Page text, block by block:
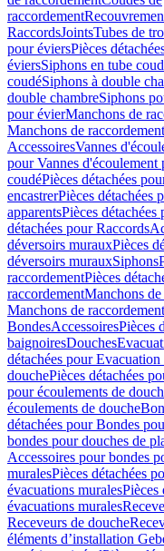
raccordement
RaccordsJointsTubes de
pour éviersPièces
éviersSiphons en tube
coudéSiphons à double
double chambreSiphons
pour évierManchons de
Manchons de raccordement
AccessoiresVannes
pour Vannes d'écoulement
coudéPièces détachées
encastrerPièces détachées
apparentsPièces
détachées pour Raccords
déversoirs murauxPièces
déversoirs murauxSiphons
raccordementPièces
raccordementManchons
Manchons de raccordement
BondesAccessoiresPièces
baignoiresDouches
détachées pour
douchePièces détachées
pour écoulements de
écoulements de douche
détachées pour Bondes
bondes pour douches de
Accessoires pour bondes
muralesPièces détachées
évacuations muralesPièces
évacuations murales
Receveurs de douche
éléments d’installation